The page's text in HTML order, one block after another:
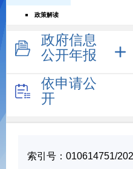
政策解读
政府信息
公开年报
依申请公
开
索引号： 010614751/